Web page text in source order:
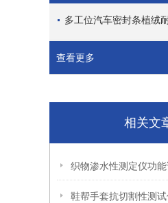
多工位汽车密封条植绒
查看更多
相关文
织物渗水性测定仪功能
鞋帮手套抗切割性测试